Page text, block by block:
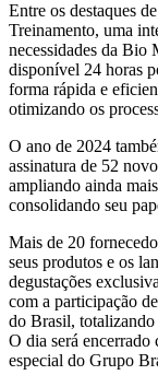
Entre os destaques
Treinamento, uma
necessidades da Bio
disponível 24 horas
forma rápida e
otimizando os
O ano de 2024
assinatura de 52
ampliando ainda
consolidando seu
Mais de 20
seus produtos e os
degustações
com a participação
do Brasil, totalizando
O dia será encerrado
especial do Grupo